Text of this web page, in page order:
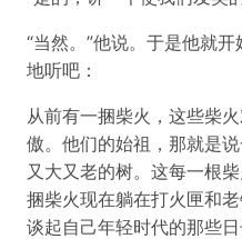
“当然。”他说。于是他就
地听吧：
从前有一捆柴火，这些柴
傲。他们的始祖，那就是
又大又老的树。这每一根
捆柴火现在躺在打火匣和
谈起自己年轻时代的那些日